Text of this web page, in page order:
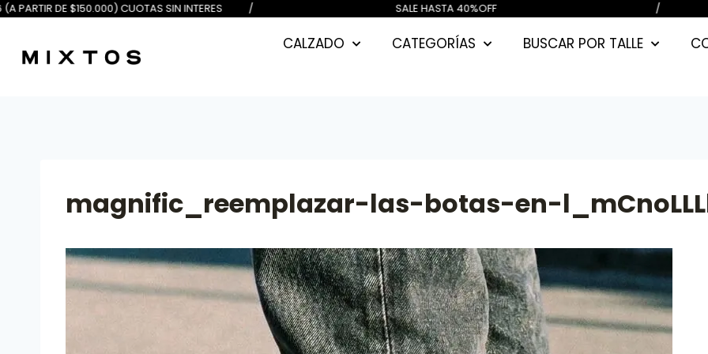
$100.000) 6 (A PARTIR DE $150.000) CUOTAS SIN INTERES / SALE
CALZADO CATEGORÍAS BUSCAR POR TALLE
magnific_reemplazar-las-botas-en-